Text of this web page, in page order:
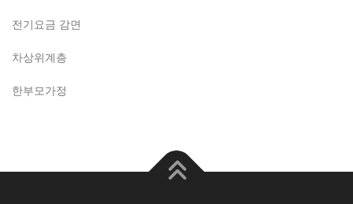
전기요금 감면
차상위계층
한부모가정